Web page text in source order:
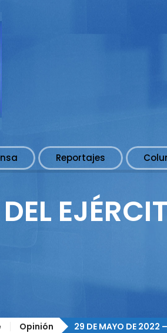
Reportajes
Opinión 29 DE MAYO DE 2022